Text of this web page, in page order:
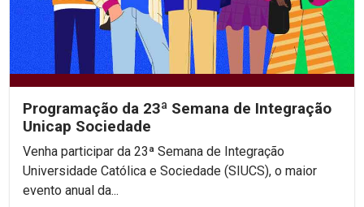
Programação da 23ª Semana de Integração
Unicap Sociedade
Venha participar da 23ª Semana de Integração
Universidade Católica e Sociedade (SIUCS), o maior
evento anual da...